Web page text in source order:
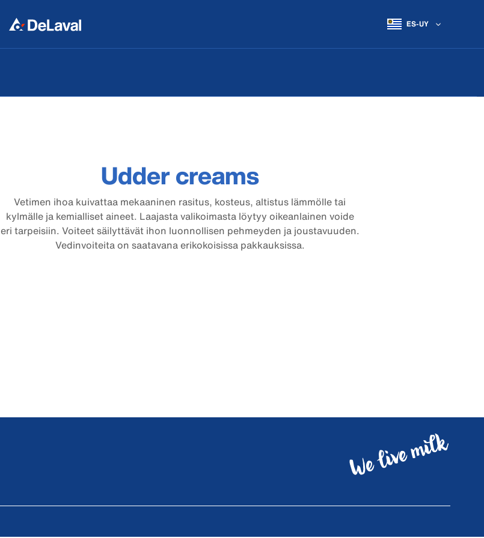
ES-UY
Udder creams
Vetimen ihoa kuivattaa mekaaninen rasitus, kosteus, altistus lämmölle tai
kylmälle ja kemialliset aineet. Laajasta valikoimasta löytyy oikeanlainen voide
eri tarpeisiin. Voiteet säilyttävät ihon luonnollisen pehmeyden ja joustavuuden.
Vedinvoiteita on saatavana erikokoisissa pakkauksissa.